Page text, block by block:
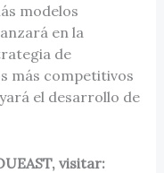
modelos
en la
de
más competitivos
el desarrollo de
visitar: